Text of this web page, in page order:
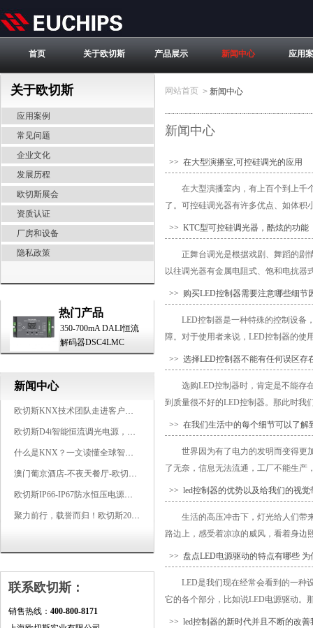
首页 关于欧切斯 产品展示 新闻中心 应用
关于欧切斯
应用案例
常见问题
企业文化
发展历程
欧切斯展会
资质认证
厂房和设备
隐私政策
热门产品
350-700mA DALI恒流
解码器DSC4LMC
新闻中心
欧切斯KNX技术团队走进客户企业，为智能照明项目提供专业技术支持
欧切斯D4i智能恒流调光电源，引领未来照明生态
什么是KNX？一文读懂全球智能建筑控制标准
澳门葡京酒店-不夜天餐厅-欧切斯KNX智能控制系统打造高端智慧空间
欧切斯IP66-IP67防水恒压电源，无惧风雨，智稳如一
聚力前行，载誉而归！欧切斯2026光亚展完美收官
联系欧切斯：
销售热线： 400-800-8171
网站首页 > 新闻中心
新闻中心
>> 在大型演播室,可控硅调光的应用
在大型演播室内，有上百个到上千
了。可控硅调光器有许多优点、如体积
>> KTC型可控硅调光器，酷炫的功能
正舞台调光是根据戏剧、舞蹈的剧
以往调光器有金属电阻式、饱和电抗器
>> 购买LED控制器需要注意哪些细节
LED控制器是一种特殊的控制设备
障。对于使用者来说，LED控制器的使
>> 选择LED控制器不能有任何误区存
选购LED控制器时，肯定是不能存
到质量很不好的LED控制器。那此时我
>> 在我们生活中的每个细节可以了解
世界因为有了电力的发明而变得更
了无奈，信息无法流通，工厂不能生产
>> led控制器的优势以及给我们的视
生活的高压冲击下，灯光给人们带
路边上，感受着凉凉的威风，看着身边
>> 盘点LED电源驱动的特点有哪些 为
LED是我们现在经常会看到的一种
它的各个部分，比如说LED电源驱动。
>> led控制器的新时代并且不断的改善